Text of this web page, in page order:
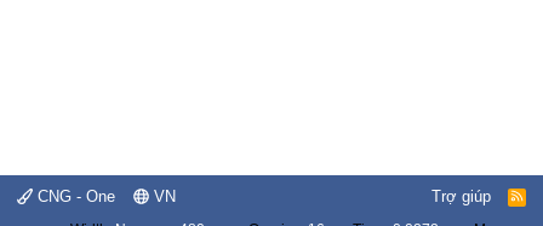
CNG - One VN Trợ giúp
R